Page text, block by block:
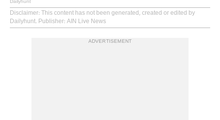
Dailyhunt
Disclaimer: This content has not been generated, created or edited by
Dailyhunt. Publisher: AIN Live News
ADVERTISEMENT